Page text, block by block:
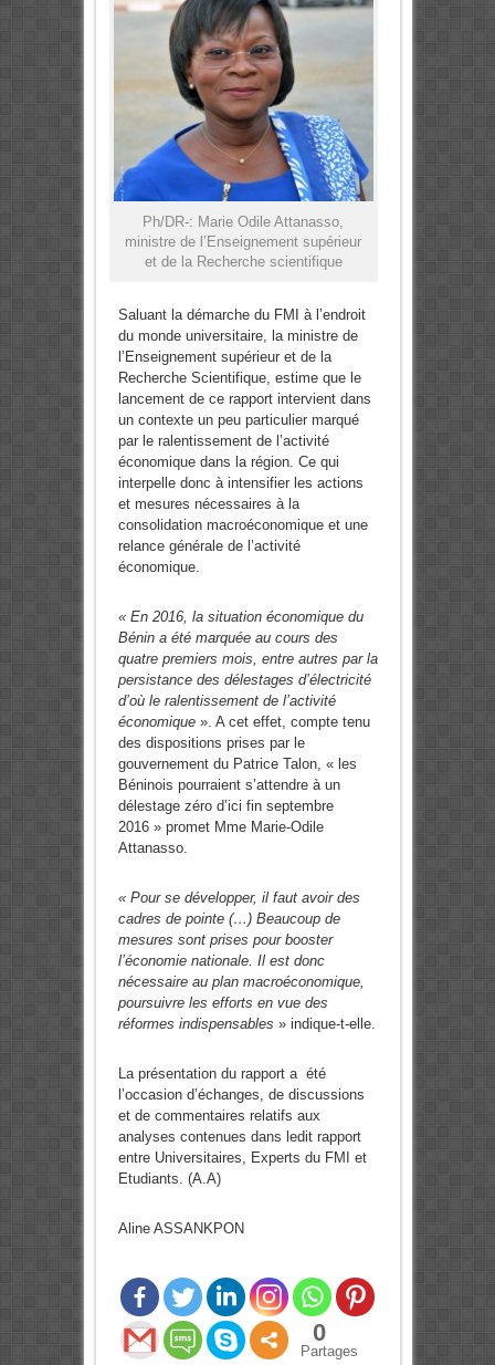
Ph/DR-: Marie Odile Attanasso,
ministre de l’Enseignement supérieur
et de la Recherche scientifique
Saluant la démarche du FMI à l’endroit
du monde universitaire, la ministre de
l’Enseignement supérieur et de la
Recherche Scientifique, estime que le
lancement de ce rapport intervient dans
un contexte un peu particulier marqué
par le ralentissement de l’activité
économique dans la région. Ce qui
interpelle donc à intensifier les actions
et mesures nécessaires à la
consolidation macroéconomique et une
relance générale de l’activité
économique.
« En 2016, la situation économique du
Bénin a été marquée au cours des
quatre premiers mois, entre autres par la
persistance des délestages d’électricité
d’où le ralentissement de l’activité
économique». A cet effet, compte tenu
des dispositions prises par le
gouvernement du Patrice Talon, « les
Béninois pourraient s’attendre à un
délestage zéro d’ici fin septembre
2016 » promet Mme Marie-Odile
Attanasso.
« Pour se développer, il faut avoir des
cadres de pointe (…) Beaucoup de
mesures sont prises pour booster
l’économie nationale. Il est donc
nécessaire au plan macroéconomique,
poursuivre les efforts en vue des
réformes indispensables » indique-t-elle.
La présentation du rapport a été
l’occasion d’échanges, de discussions
et de commentaires relatifs aux
analyses contenues dans ledit rapport
entre Universitaires, Experts du FMI et
Etudiants. (A.A)
Aline ASSANKPON
0
Partages